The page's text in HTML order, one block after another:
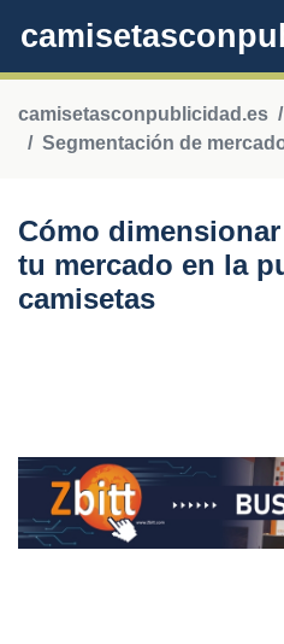
camisetasconpublicidad.es
Segmentación de
Cómo
tu mercado en la
camisetas